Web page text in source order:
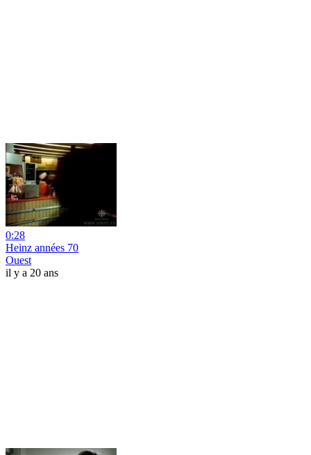
0:28
Heinz années 70
Ouest
il y a 20 ans